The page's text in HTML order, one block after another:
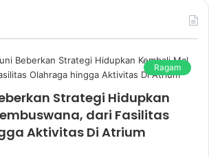
Ragam
Strategi Hidupkan
dari Fasilitas
Aktivitas Di Atrium